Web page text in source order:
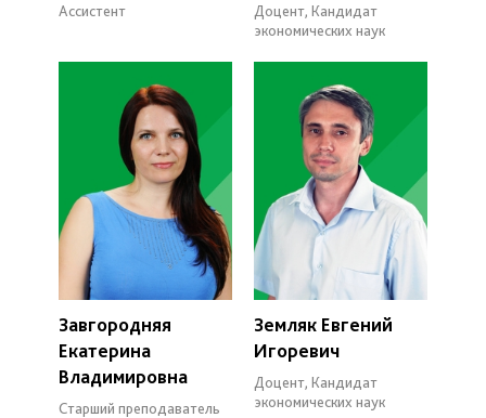
Ассистент
Доцент, Кандидат
экономических наук
Завгородняя
Екатерина
Владимировна
Старший преподаватель
Земляк Евгений
Игоревич
Доцент, Кандидат
экономических наук